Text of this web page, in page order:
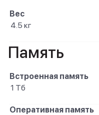
Вес
4.5 кг
Память
Встроенная память
1 Тб
Оперативная память